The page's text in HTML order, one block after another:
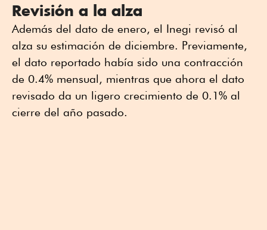
Revisión a la alza
Además del dato de enero, el Inegi revisó al
alza su estimación de diciembre. Previamente,
el dato reportado había sido una contracción
de 0.4% mensual, mientras que ahora el dato
revisado da un ligero crecimiento de 0.1% al
cierre del año pasado.